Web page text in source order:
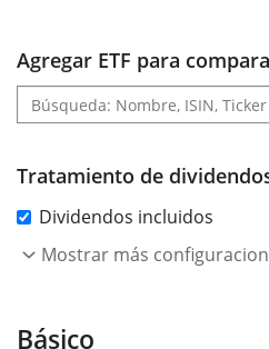
Agregar ETF para
Tratamiento de
Dividendos incluidos
Mostrar más
Básico